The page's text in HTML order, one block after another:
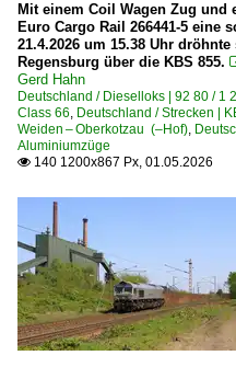
Krefeld
Kreiensen
Kronach
Bahnhöfe (L - Q)
Leipzig (sonstige)
Lutherstadt
Magdeburg Hbf
Mainz Hbf ·FMZ·
Mit einem Coil Wagen Zug
Euro Cargo Rail 266441-5 eine
21.4.2026 um 15.38 Uhr
Regensburg über die KBS 855.
Gerd Hahn
Deutschland / Dieselloks | 92 80 /
Class 66, Deutschland / Strecken |
Weiden – Oberkotzau (–Hof),
Aluminiumzüge
 140 1200x867 Px, 01.05.2026